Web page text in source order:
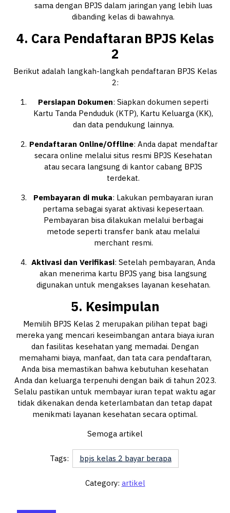
sama dengan BPJS dalam jaringan yang lebih luas
dibanding kelas di bawahnya.
4. Cara Pendaftaran BPJS Kelas
2
Berikut adalah langkah-langkah pendaftaran BPJS Kelas
2:
Persiapan Dokumen: Siapkan dokumen seperti
Kartu Tanda Penduduk (KTP), Kartu Keluarga (KK),
dan data pendukung lainnya.
Pendaftaran Online/Offline: Anda dapat mendaftar
secara online melalui situs resmi BPJS Kesehatan
atau secara langsung di kantor cabang BPJS
terdekat.
Pembayaran di muka: Lakukan pembayaran iuran
pertama sebagai syarat aktivasi kepesertaan.
Pembayaran bisa dilakukan melalui berbagai
metode seperti transfer bank atau melalui
merchant resmi.
Aktivasi dan Verifikasi: Setelah pembayaran, Anda
akan menerima kartu BPJS yang bisa langsung
digunakan untuk mengakses layanan kesehatan.
5. Kesimpulan
Memilih BPJS Kelas 2 merupakan pilihan tepat bagi
mereka yang mencari keseimbangan antara biaya iuran
dan fasilitas kesehatan yang memadai. Dengan
memahami biaya, manfaat, dan tata cara pendaftaran,
Anda bisa memastikan bahwa kebutuhan kesehatan
Anda dan keluarga terpenuhi dengan baik di tahun 2023.
Selalu pastikan untuk membayar iuran tepat waktu agar
tidak dikenakan denda keterlambatan dan tetap dapat
menikmati layanan kesehatan secara optimal.
Semoga artikel
Tags: bpjs kelas 2 bayar berapa
Category: artikel